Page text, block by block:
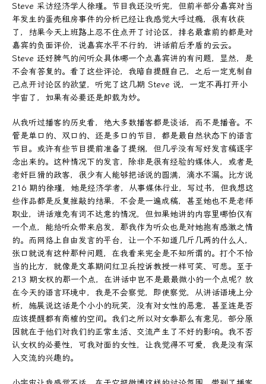
Steve 采访经济学人徐瑾。节目我还没听完，但前半部分嘉宾对当
年发生的蛋壳租房事件的分析已经让我感觉大呼过瘾，很有收获
了，结果今天上班路上忍不住点开了讨论区，排名最靠前的都是对
嘉宾的负面评价，说嘉宾水平不行的，讲话前后矛盾的云云。
Steve 还好脾气的问听众具体哪一个点嘉宾讲的有问题，显然，是
不会有答复的。看了这些评论，我暗自提醒自己，之后一定克制自
己点开讨论区的欲望，听完了这几期 Steve 说，一定不再打开小
宇宙了，如果有必要还是卸载为妙。
从我听过播客的历史看，绝大多数播客都是谈话，而不是播音。不
管是单口的、双口的、还是多口的节目，都是最自然状态下的语言
节目。或许有些节目提前准备了提纲，但几乎没有写好发言稿逐字
念出来的。这种情况下的发言，除非是很有经验的媒体人，或者是
老奸巨猾的政客，很少有人能够把话说的圆满，滴水不漏。比方说
216 期的徐瑾，她是经济学者，从事媒体行业，写过书，但我想这
些作品都是反复推敲的结果，不会是一遍成稿，甚至她也不是老师
职业，讲话难免有词不达意的情况，但如果她讲的内容里哪怕仅有
一个点，能给听众带来启发，那我作为听众也是对她抱有感激之情
的。而网络上自由发言的平台，让一个不知道几斤几两的什么人，
张口就说有这种那种问题，在我看来完全是不知所谓的。打个不恰
当的比方，就像是文革期间红卫兵控诉教授一样可笑、可悲。至于
213 期女权的那一个点，在讲话中岂不是最最微小的一个点呢？放
在今天的语言环境中，我是不会察觉，即使察觉，从讲话语境上分
析，施展说这话是个小小的玩笑，没有对女性的恶意，甚至连是否
应该提醒都有商榷的空间。我们之所以对女拳那么有意见，部分原
因就在于他们对我们的正常生活、交流产生了不好的影响。我不否
认女权的必要性，可我对面的女性，让我觉得不可爱，我是没有深
入交流的兴趣的。